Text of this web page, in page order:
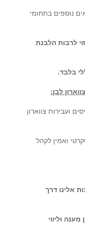
נוספים בתחומי
לרבות הלבנת
בלבד.
לבן:
ועבירות צווארון
ואמין לקהל
אלינו דרך
וליווי